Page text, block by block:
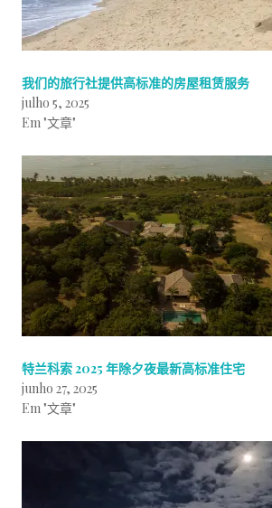
我们的旅行社提供高标准的房屋租赁服务
julho 5, 2025
Em "文章"
特兰科索 2025 年除夕夜最新高标准住宅
junho 27, 2025
Em "文章"